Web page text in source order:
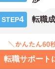
STEP4 転職
転職サポート